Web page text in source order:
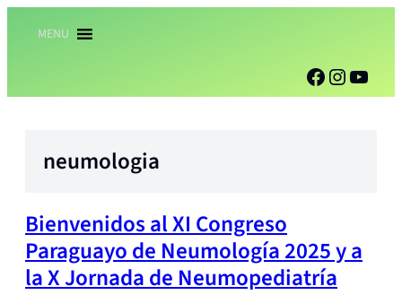
MENU
Facebook
neumologia
Bienvenidos al XI Congreso
Paraguayo de Neumología 2025 y a
la X Jornada de Neumopediatría